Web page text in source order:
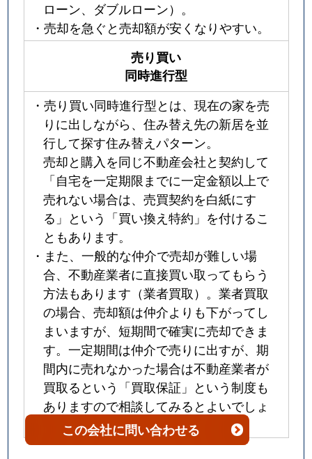
ローン、ダブルローン）。
・売却を急ぐと売却額が安くなりやすい。
売り買い
同時進行型
・売り買い同時進行型とは、現在の家を売
りに出しながら、住み替え先の新居を並
行して探す住み替えパターン。
売却と購入を同じ不動産会社と契約して
「自宅を一定期限までに一定金額以上で
売れない場合は、売買契約を白紙にす
る」という「買い換え特約」を付けるこ
ともあります。
・また、一般的な仲介で売却が難しい場
合、不動産業者に直接買い取ってもらう
方法もあります（業者買取）。業者買取
の場合、売却額は仲介よりも下がってし
まいますが、短期間で確実に売却できま
す。一定期間は仲介で売りに出すが、期
間内に売れなかった場合は不動産業者が
買取るという「買取保証」という制度も
ありますので相談してみるとよいでしょ
う。この会社に問い合わせる